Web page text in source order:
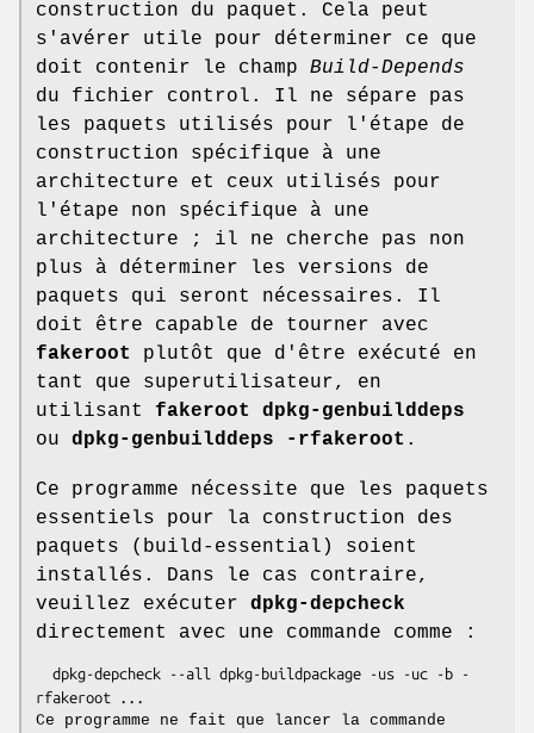
construction du paquet. Cela peut
s'avérer utile pour déterminer ce que
doit contenir le champ Build-Depends
du fichier control. Il ne sépare pas
les paquets utilisés pour l'étape de
construction spécifique à une
architecture et ceux utilisés pour
l'étape non spécifique à une
architecture ; il ne cherche pas non
plus à déterminer les versions de
paquets qui seront nécessaires. Il
doit être capable de tourner avec
fakeroot
plutôt que d'être exécuté en
tant que superutilisateur, en
utilisant fakeroot dpkg-genbuilddeps
ou dpkg-genbuilddeps -rfakeroot .
Ce programme nécessite que les paquets
essentiels pour la construction des
paquets (build-essential) soient
installés. Dans le cas contraire,
veuillez exécuter dpkg-depcheck
directement avec une commande comme :
rfakeroot ...
Ce programme ne fait que lancer la commande